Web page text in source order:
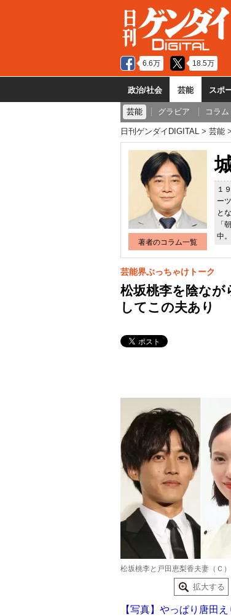
6.6万 18.5万
政治/社会 芸能 スポ
芸能 グラビア コラム
日刊ゲンダイDIGITAL 芸能
著者のコラム一覧
１
ー
と
「
中。
芸能界ぶっちゃけトーク
松坂桃李を陰な
してこの夫あり
松坂桃李と戸田恵梨香夫妻（Ｃ
拡大する
【写真】やっぱり唐田